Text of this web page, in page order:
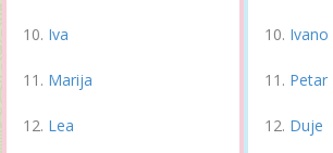
Iva
Marija
Lea
Ivano
Petar
Duje